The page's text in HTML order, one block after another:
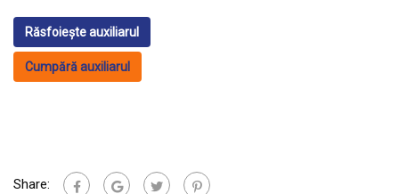
Răsfoiește auxiliarul
Cumpără auxiliarul
Share: